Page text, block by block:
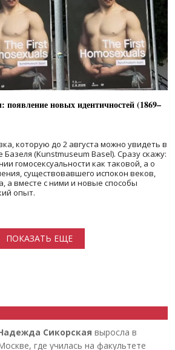
появление новых идентичностей (1869–
которую до 2 августа можно увидеть в
(Kunstmuseum Basel). Сразу скажу:
гомосексуальности как таковой, а о
существовавшего испокон веков,
а вместе с ними и новые способы
опыт.
ПОКАЗАТЬ ЕЩЕ
Сикорская выросла в
где училась на факультете